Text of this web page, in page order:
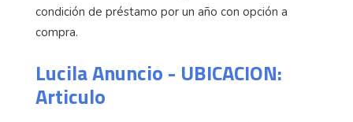
condición de préstamo por un año con opción a
compra.
Lucila Anuncio - UBICACION:
Articulo